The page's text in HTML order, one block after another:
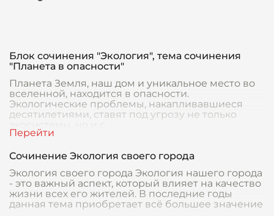
Блок сочинения "Экология", тема сочинения
"Планета в опасности"
Планета Земля, наш дом и уникальное место во
вселенной, находится в опасности.
Экологические проблемы, накапливавшиеся
десятилетиями, ставят под угрозу не только
Сочинение Экология своего города
Экология своего города Экология нашего города
- это важный аспект, который влияет на качество
жизни всех его жителей. В последние годы
данная тема приобретает всё большее значение